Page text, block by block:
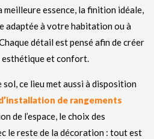
essence, la finition idéale,
adaptée à votre habitation ou à
détail est pensé afin de créer
esthétique et confort.
ce lieu met aussi à disposition
de rangements
de l’espace, le choix des
le reste de la décoration : tout est